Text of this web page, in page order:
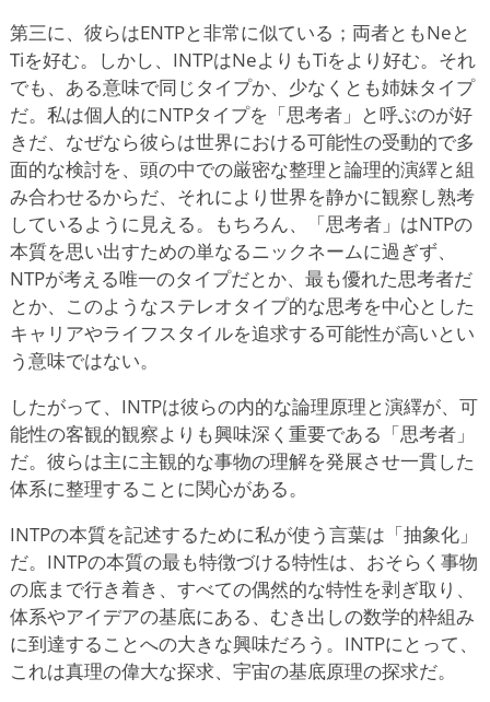
第三に、彼らはENTPと非常に似ている；両者ともNeと
Tiを好む。しかし、INTPはNeよりもTiをより好む。それ
でも、ある意味で同じタイプか、少なくとも姉妹タイプ
だ。私は個人的にNTPタイプを「思考者」と呼ぶのが好
きだ、なぜなら彼らは世界における可能性の受動的で多
面的な検討を、頭の中での厳密な整理と論理的演繹と組
み合わせるからだ、それにより世界を静かに観察し熟考
しているように見える。もちろん、「思考者」はNTPの
本質を思い出すための単なるニックネームに過ぎず、
NTPが考える唯一のタイプだとか、最も優れた思考者だ
とか、このようなステレオタイプ的な思考を中心とした
キャリアやライフスタイルを追求する可能性が高いとい
う意味ではない。
したがって、INTPは彼らの内的な論理原理と演繹が、可
能性の客観的観察よりも興味深く重要である「思考者」
だ。彼らは主に主観的な事物の理解を発展させ一貫した
体系に整理することに関心がある。
INTPの本質を記述するために私が使う言葉は「抽象化」
だ。INTPの本質の最も特徴づける特性は、おそらく事物
の底まで行き着き、すべての偶然的な特性を剥ぎ取り、
体系やアイデアの基底にある、むき出しの数学的枠組み
に到達することへの大きな興味だろう。INTPにとって、
これは真理の偉大な探求、宇宙の基底原理の探求だ。